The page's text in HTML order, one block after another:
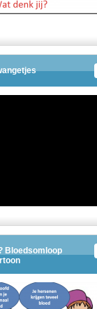
Bloedsomloop